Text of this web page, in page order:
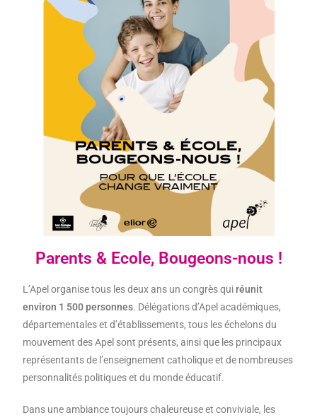
Parents & Ecole, Bougeons-nous !
L’Apel organise tous les deux ans un congrès quiréunit
environ 1 500 personnes. Délégations d’Apel académiques,
départementales et d’établissements, tous les échelons du
mouvement des Apel sont présents, ainsi que les principaux
représentants de l’enseignement catholique et de nombreuses
personnalités politiques et du monde éducatif.
Dans une ambiance toujours chaleureuse et conviviale, les